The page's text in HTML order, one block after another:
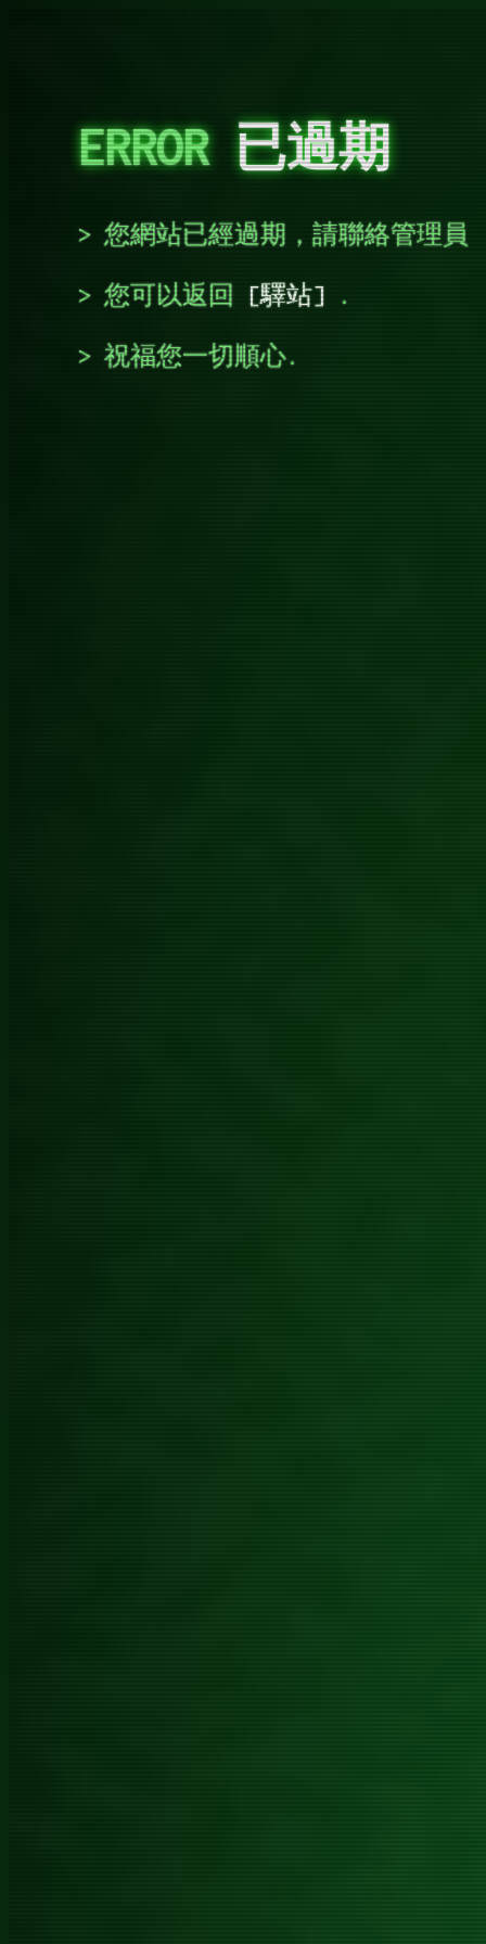
ERROR 已過期
您網站已經過期，請聯絡管理員
您可以返回 驛站 .
祝福您一切順心.